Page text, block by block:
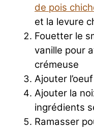
de pois
et la levure
Fouetter le
vanille pour
crémeuse
Ajouter
Ajouter la
ingrédients
Ramasser